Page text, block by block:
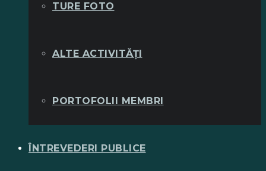
TURE FOTO
ALTE ACTIVITĂȚI
PORTOFOLII MEMBRI
ÎNTREVEDERI PUBLICE